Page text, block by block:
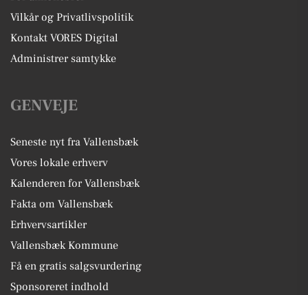
Vilkår og Privatlivspolitik
Kontakt VORES Digital
Administrer samtykke
GENVEJE
Seneste nyt fra Vallensbæk
Vores lokale erhverv
Kalenderen for Vallensbæk
Fakta om Vallensbæk
Erhvervsartikler
Vallensbæk Kommune
Få en gratis salgsvurdering
Sponsoreret indhold